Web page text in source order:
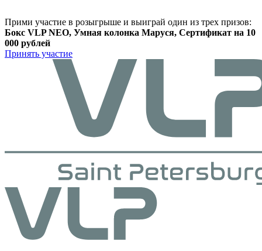
Прими участие в розыгрыше и выиграй один из трех призов:
Бокс VLP NEO, Умная колонка Маруся, Сертификат на 10
000 рублей
Принять участие